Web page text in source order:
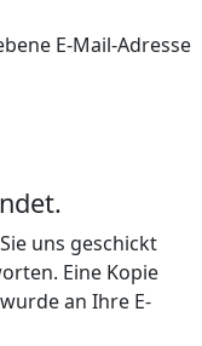
E-Mail-Adresse
uns geschickt
Eine Kopie
an Ihre E-